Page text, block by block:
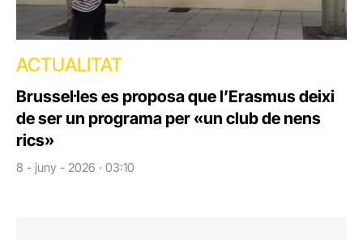
ACTUALITAT
Brussel·les es proposa que l’Erasmus deixi
de ser un programa per «un club de nens
rics»
8 - juny - 2026 · 03:10